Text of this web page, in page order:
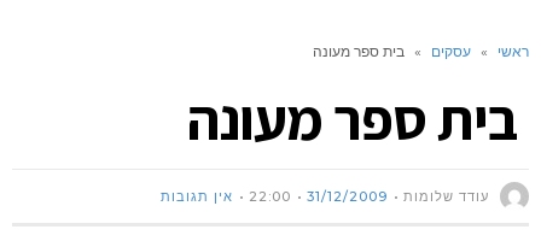
ראשי » עסקים » בית ספר מעונה
בית ספר מעונה
עודד שלומות 31/12/2009
22:00 אין תגובות